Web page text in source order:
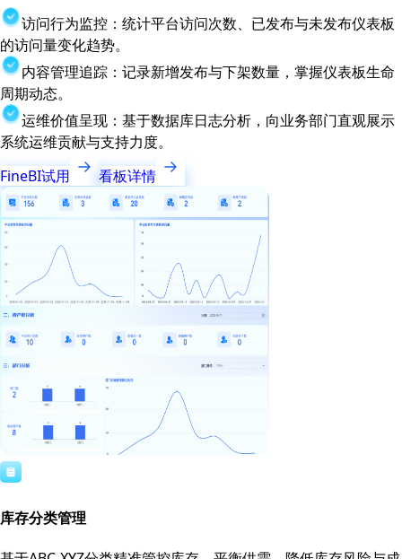
访问行为监控：统计平台访问次数、已发布与未发布仪表板
的访问量变化趋势。
内容管理追踪：记录新增发布与下架数量，掌握仪表板生命
周期动态。
运维价值呈现：基于数据库日志分析，向业务部门直观展示
系统运维贡献与支持力度。
FineBI试用
看板详情
库存分类管理